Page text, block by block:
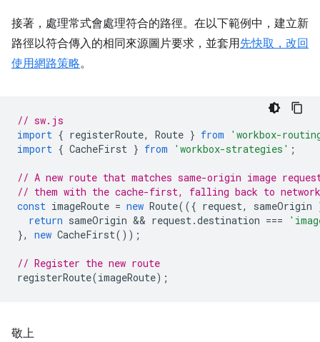
接著，處理常式會處理符合的路徑。在以下範例中，建立新
路徑以符合傳入的相同來源圖片要求，並套用先快取，改回
使用網路策略。
// sw.js
import { registerRoute, Route } from
'workbox-
import { CacheFirst } from 'workbox-strategies' ;
// A new route that matches same-origin image
// them with the cache-first, falling back to
const imageRoute = new Route(({ request, sameOrigin
return sameOrigin && request.destination ===
},
new CacheFirst());
// Register the new route
registerRoute(imageRoute);
敬上